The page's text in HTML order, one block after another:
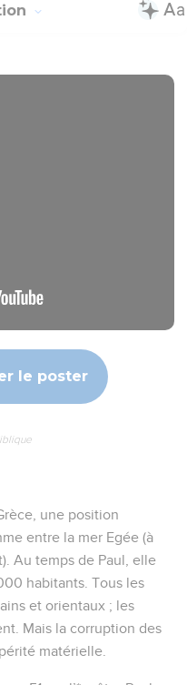
le poster
une position
entre la mer Egée (à
Au temps de Paul, elle
habitants. Tous les
et orientaux ; les
Mais la corruption des
matérielle.